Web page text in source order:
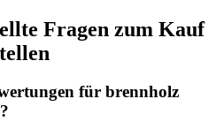
Fragen zum Kauf
für brennholz